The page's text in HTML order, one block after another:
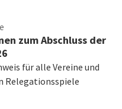
zum Abschluss der
für alle Vereine und
Relegationsspiele